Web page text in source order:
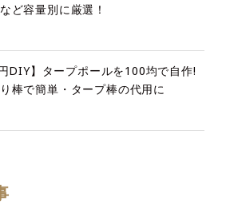
ど容量別に厳選！
DIY】タープポールを100均で自作!
棒で簡単・タープ棒の代用に